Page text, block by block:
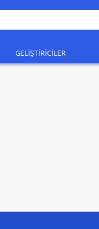
GELIŞTIRICILER